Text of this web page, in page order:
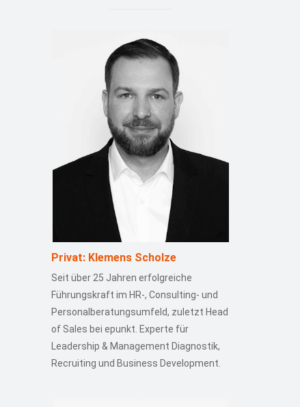
Privat: Klemens Scholze
Seit über 25 Jahren erfolgreiche
Führungskraft im HR-, Consulting- und
Personalberatungsumfeld, zuletzt Head
of Sales bei epunkt. Experte für
Leadership & Management Diagnostik,
Recruiting und Business Development.